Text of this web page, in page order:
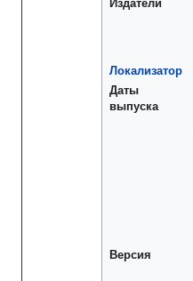
Издатели
Локализатор
Даты
выпуска
Версия